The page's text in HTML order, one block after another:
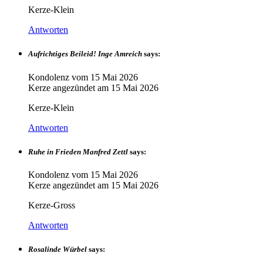
Kerze-Klein
Antworten
Aufrichtiges Beileid! Inge Amreich says:
Kondolenz vom 15 Mai 2026
Kerze angezündet am 15 Mai 2026
Kerze-Klein
Antworten
Ruhe in Frieden Manfred Zettl says:
Kondolenz vom 15 Mai 2026
Kerze angezündet am 15 Mai 2026
Kerze-Gross
Antworten
Rosalinde Würbel says: